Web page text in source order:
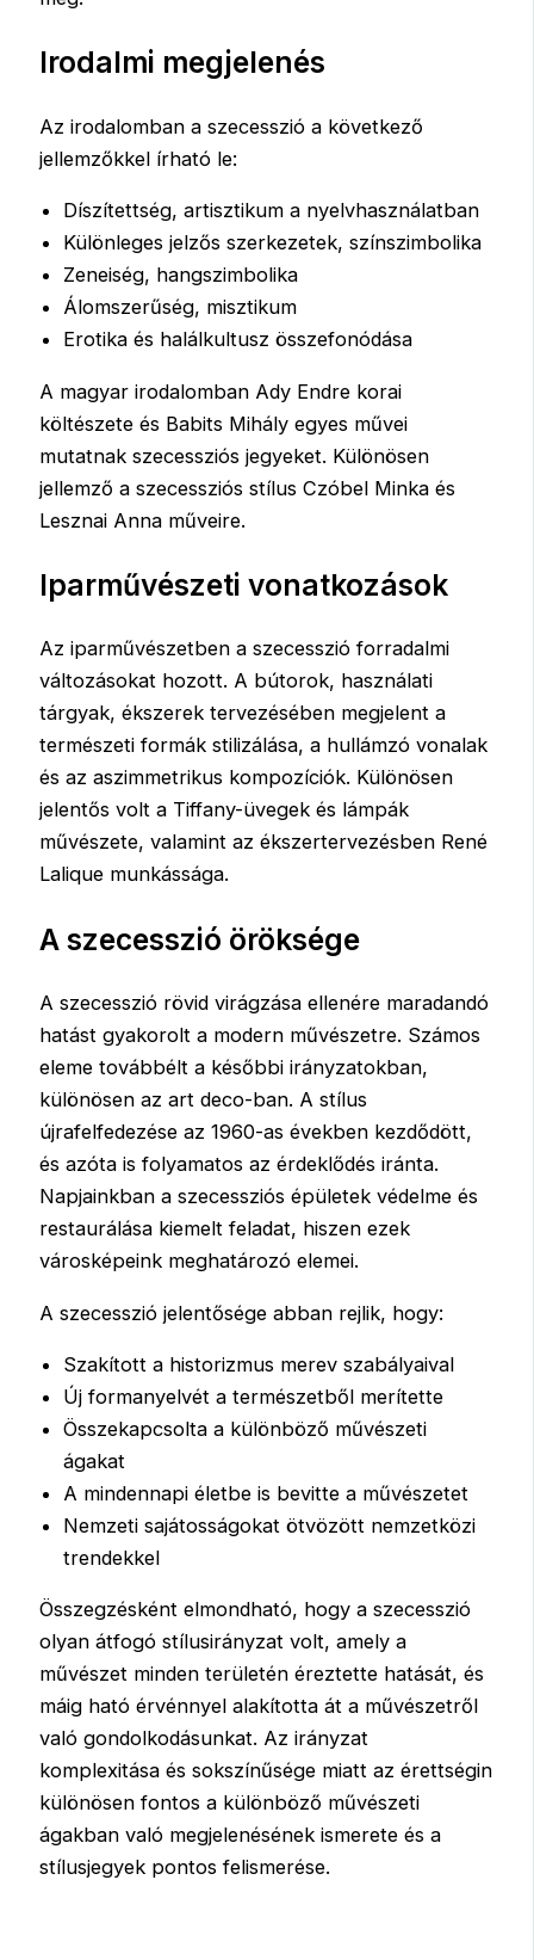
Irodalmi megjelenés
Az irodalomban a szecesszió a következő
jellemzőkkel írható le:
Díszítettség, artisztikum a nyelvhasználatban
Különleges jelzős szerkezetek, színszimbolika
Zeneiség, hangszimbolika
Álomszerűség, misztikum
Erotika és halálkultusz összefonódása
A magyar irodalomban Ady Endre korai
költészete és Babits Mihály egyes művei
mutatnak szecessziós jegyeket. Különösen
jellemző a szecessziós stílus Czóbel Minka és
Lesznai Anna műveire.
Iparművészeti vonatkozások
Az iparművészetben a szecesszió forradalmi
változásokat hozott. A bútorok, használati
tárgyak, ékszerek tervezésében megjelent a
természeti formák stilizálása, a hullámzó vonalak
és az aszimmetrikus kompozíciók. Különösen
jelentős volt a Tiffany-üvegek és lámpák
művészete, valamint az ékszertervezésben René
Lalique munkássága.
A szecesszió öröksége
A szecesszió rövid virágzása ellenére maradandó
hatást gyakorolt a modern művészetre. Számos
eleme továbbélt a későbbi irányzatokban,
különösen az art deco-ban. A stílus
újrafelfedezése az 1960-as években kezdődött,
és azóta is folyamatos az érdeklődés iránta.
Napjainkban a szecessziós épületek védelme és
restaurálása kiemelt feladat, hiszen ezek
városképeink meghatározó elemei.
A szecesszió jelentősége abban rejlik, hogy:
Szakított a historizmus merev szabályaival
Új formanyelvét a természetből merítette
Összekapcsolta a különböző művészeti
ágakat
A mindennapi életbe is bevitte a művészetet
Nemzeti sajátosságokat ötvözött nemzetközi
trendekkel
Összegzésként elmondható, hogy a szecesszió
olyan átfogó stílusirányzat volt, amely a
művészet minden területén éreztette hatását, és
máig ható érvénnyel alakította át a művészetről
való gondolkodásunkat. Az irányzat
komplexitása és sokszínűsége miatt az érettségin
különösen fontos a különböző művészeti
ágakban való megjelenésének ismerete és a
stílusjegyek pontos felismerése.